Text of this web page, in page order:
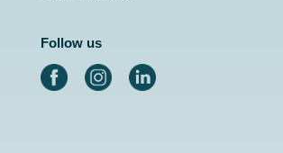
Follow us